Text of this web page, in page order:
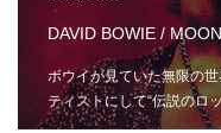
DAVID BOWIE /
ボウイが見ていた無限の
ティストにして“伝説のロ